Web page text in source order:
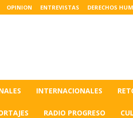
OPINION ENTREVISTAS DERECHOS
INTERNACIONALES
RADIO PROGRESO